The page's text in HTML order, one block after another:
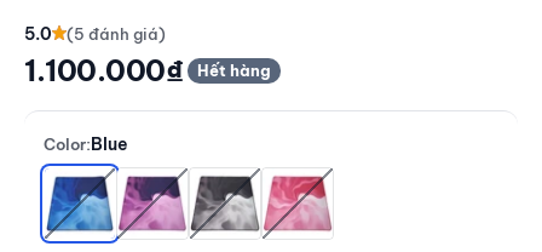
Giá giảm
1.100.000₫ Hết hàng
5.0
Color:Blue
Blue Purple B/W Pink